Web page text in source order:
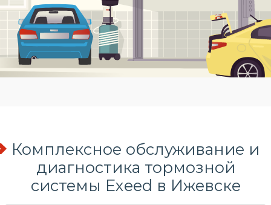
Комплексное обслуживание и
диагностика тормозной
системы Exeed в Ижевске